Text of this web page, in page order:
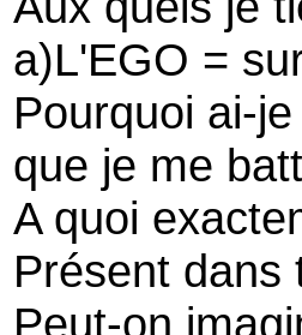
a)L'EGO =
Pourquoi ai-
que je me
A quoi
Présent dans
Peut-on